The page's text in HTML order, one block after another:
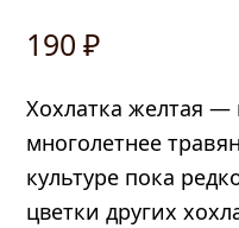
190₽
Хохлатка желтая
многолетнее
культуре пока
цветки других